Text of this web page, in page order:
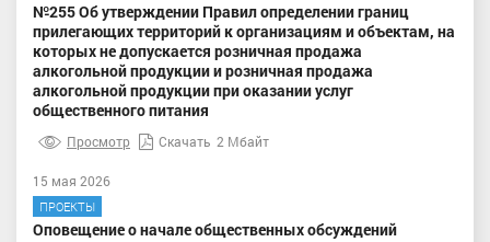
№255 Об утверждении Правил определении границ
прилегающих территорий к организациям и объектам, на
которых не допускается розничная продажа
алкогольной продукции и розничная продажа
алкогольной продукции при оказании услуг
общественного питания
Просмотр Скачать 2 Мбайт
15 мая 2026
ПРОЕКТЫ
Оповещение о начале общественных обсуждений